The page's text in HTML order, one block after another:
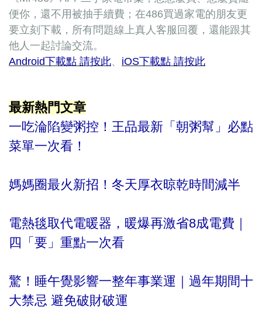
便你，還不用被抽手續費；在486買過家電的朋友更
要立刻下載，所有問題線上真人客服回覆，還能跟其
他人一起討論交流。
Android下載點 請按此、 iOS下載點 請按此
最新熱門文章
一吃淪陷變粥控！王品最新「朝粥幫」必點
菜單一次看！
媽媽圈最火新招！冬天厚衣晾乾時間減半
電熱毯取代電暖器，暖爆再激省8成電費｜
四「要」重點一次看
驚！睡午覺影響一整年事業運｜過年期間十
大禁忌 避免破財破運